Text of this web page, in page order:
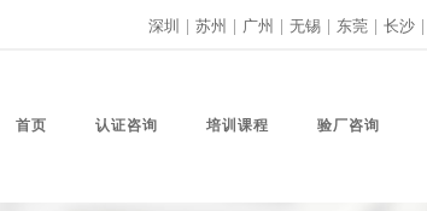
深圳 | 苏州 | 广州 | 无锡 | 东莞 | 长沙 |
首页 认证咨询 培训课程 验厂咨询